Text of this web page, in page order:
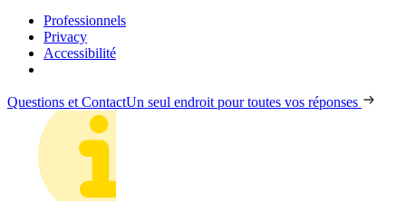
Professionnels
Privacy
Accessibilité
Questions et ContactUn seul endroit pour toutes vos réponses